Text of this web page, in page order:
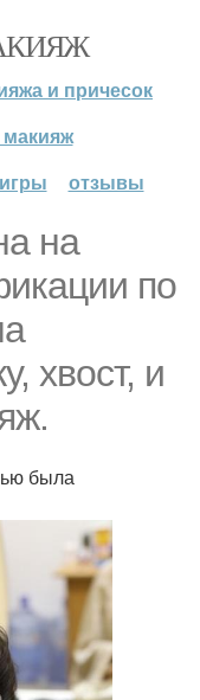
и причесок
макияж
игры отзывы
на
по
хвост, и
была